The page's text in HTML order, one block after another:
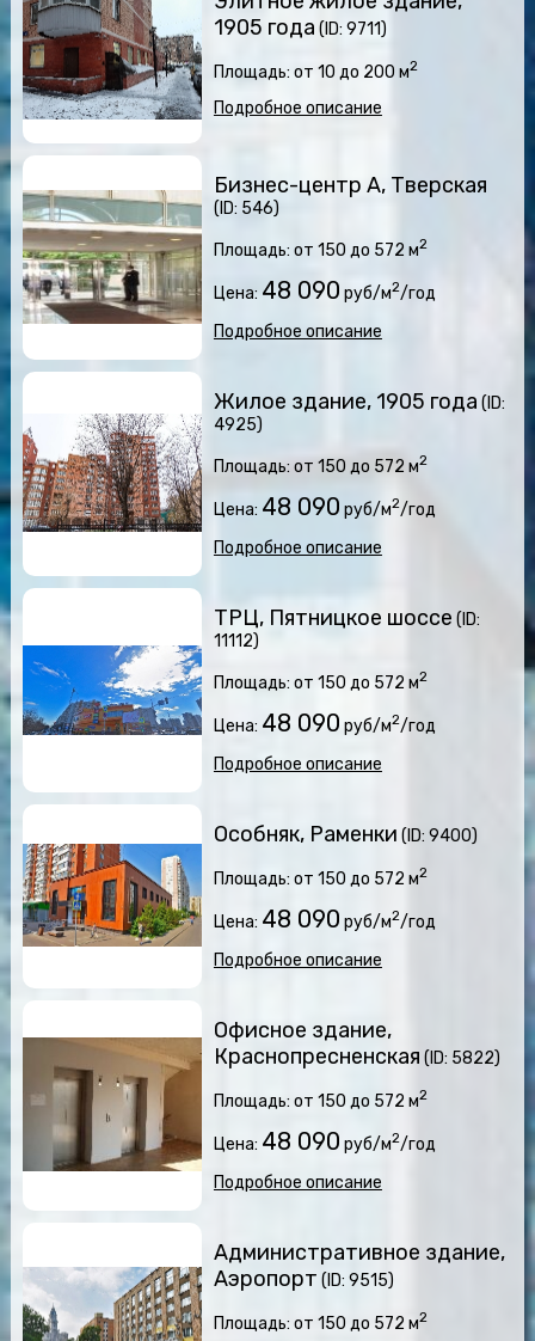
1905 года (ID: 9711)
Площадь: от 10 до 200 м2
Подробное описание
Бизнес-центр А, Тверская
(ID: 546)
Площадь: от 150 до 572 м2
Цена: 48 090 руб/м2/год
Подробное описание
Жилое здание, 1905 года (ID:
4925)
Площадь: от 150 до 572 м2
Цена: 48 090 руб/м2/год
Подробное описание
ТРЦ, Пятницкое шоссе (ID:
11112)
Площадь: от 150 до 572 м2
Цена: 48 090 руб/м2/год
Подробное описание
Особняк, Раменки (ID: 9400)
Площадь: от 150 до 572 м2
Цена: 48 090 руб/м2/год
Подробное описание
Офисное здание,
Краснопресненская (ID: 5822)
Площадь: от 150 до 572 м2
Цена: 48 090 руб/м2/год
Подробное описание
Административное здание,
Аэропорт (ID: 9515)
Площадь: от 150 до 572 м2